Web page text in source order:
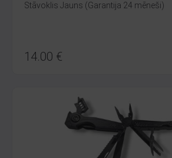
Stāvoklis Jauns (Garantija 24 mēneši)
14.00 €